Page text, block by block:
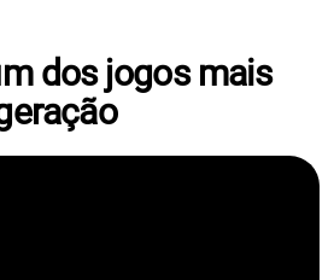
dos jogos mais